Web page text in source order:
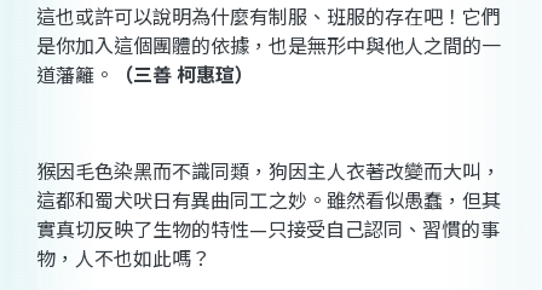
這也或許可以說明為什麼有制服、班服的存在吧！它們
是你加入這個團體的依據，也是無形中與他人之間的一
道藩籬。
（三善 柯惠瑄）
猴因毛色染黑而不識同類，狗因主人衣著改變而大叫，
這都和蜀犬吠日有異曲同工之妙。雖然看似愚蠢，但其
實真切反映了生物的特性—只接受自己認同、習慣的事
物，人不也如此嗎？